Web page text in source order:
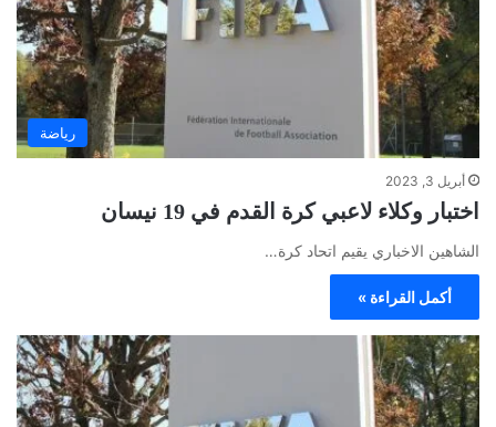
رياضة
أبريل 3, 2023
اختبار وكلاء لاعبي كرة القدم في 19 نيسان
الشاهين الاخباري يقيم اتحاد كرة…
أكمل القراءة »